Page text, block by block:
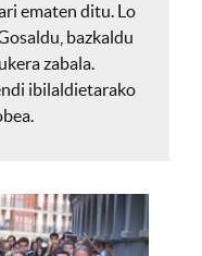
ematen ditu. Lo
bazkaldu
zabala.
ibilaldietarako